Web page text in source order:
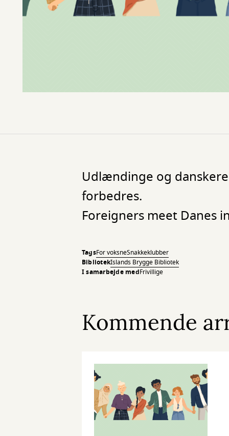
Udlændinge og
forbedres.
Foreigners meet Danes
TagsFor voksneSnakkeklubber
BibliotekIslands Brygge Bibliotek
I samarbejde medFrivillige
Kommende